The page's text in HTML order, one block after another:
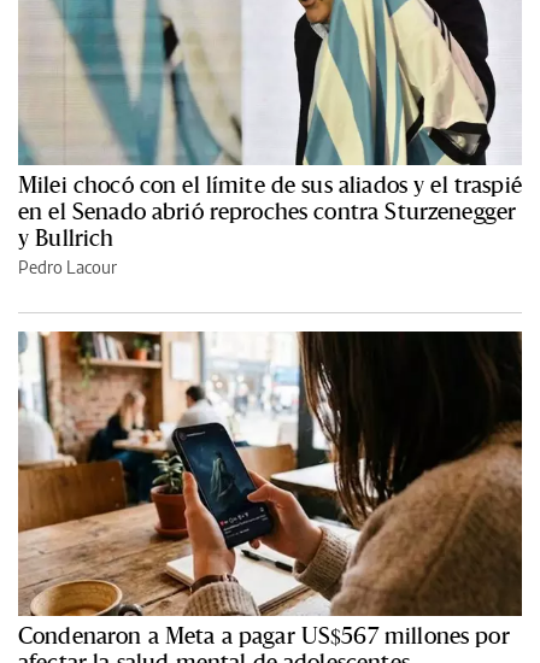
Milei chocó con el límite de sus aliados y el traspié
en el Senado abrió reproches contra Sturzenegger
y Bullrich
Pedro Lacour
Condenaron a Meta a pagar US$567 millones por